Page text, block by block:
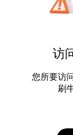
访
您所要访
刷